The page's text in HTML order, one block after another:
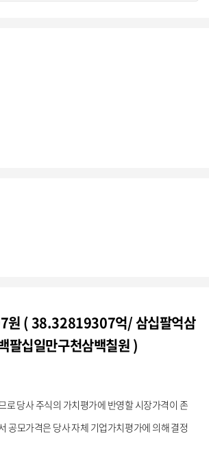
( 38.32819307억/ 삼십팔억삼
팔십일만구천삼백칠원 )
로 당사 주식의 가치평가에 반영할 시장가격이 존
공모가격은 당사 자체 기업가치평가에 의해 결정